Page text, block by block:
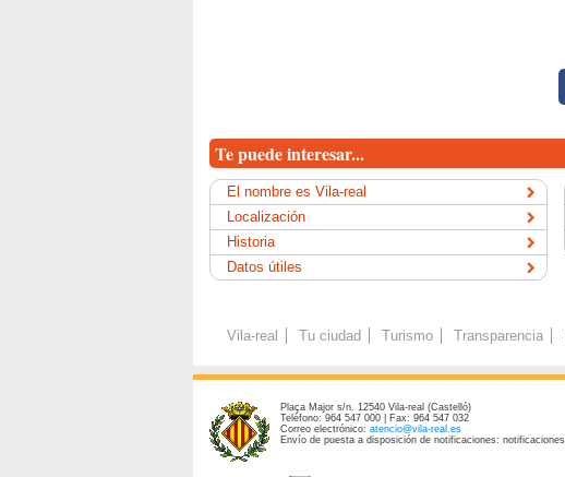
Te puede interesar...
El nombre es Vila-real
Localización
Historia
Datos útiles
Vila-real Tu ciudad Turismo Transparencia
Plaça Major s/n. 12540 Vila-real (Castelló)
Teléfono: 964 547 000 | Fax: 964 547 032
Correo electrónico: atencio@vila-real.es
Envío de puesta a disposición de notificaciones: